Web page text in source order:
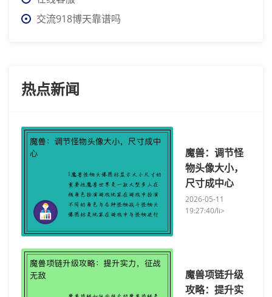
交流918博天靠谱吗
热点新闻
魔兽：调节怪
物头像大小，
尺寸成中心
2026-05-11
19:27:40/li>
魔兽项链升级
攻略：提升实